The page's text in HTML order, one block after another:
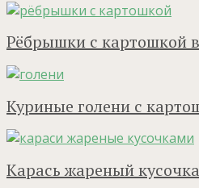
Рёбрышки с картошкой
Куриные голени с
Карась жареный